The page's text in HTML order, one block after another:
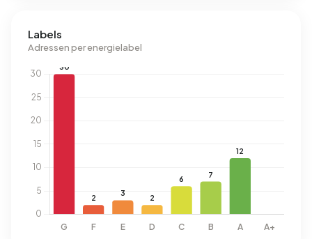
Labels
Adressen per energielabel